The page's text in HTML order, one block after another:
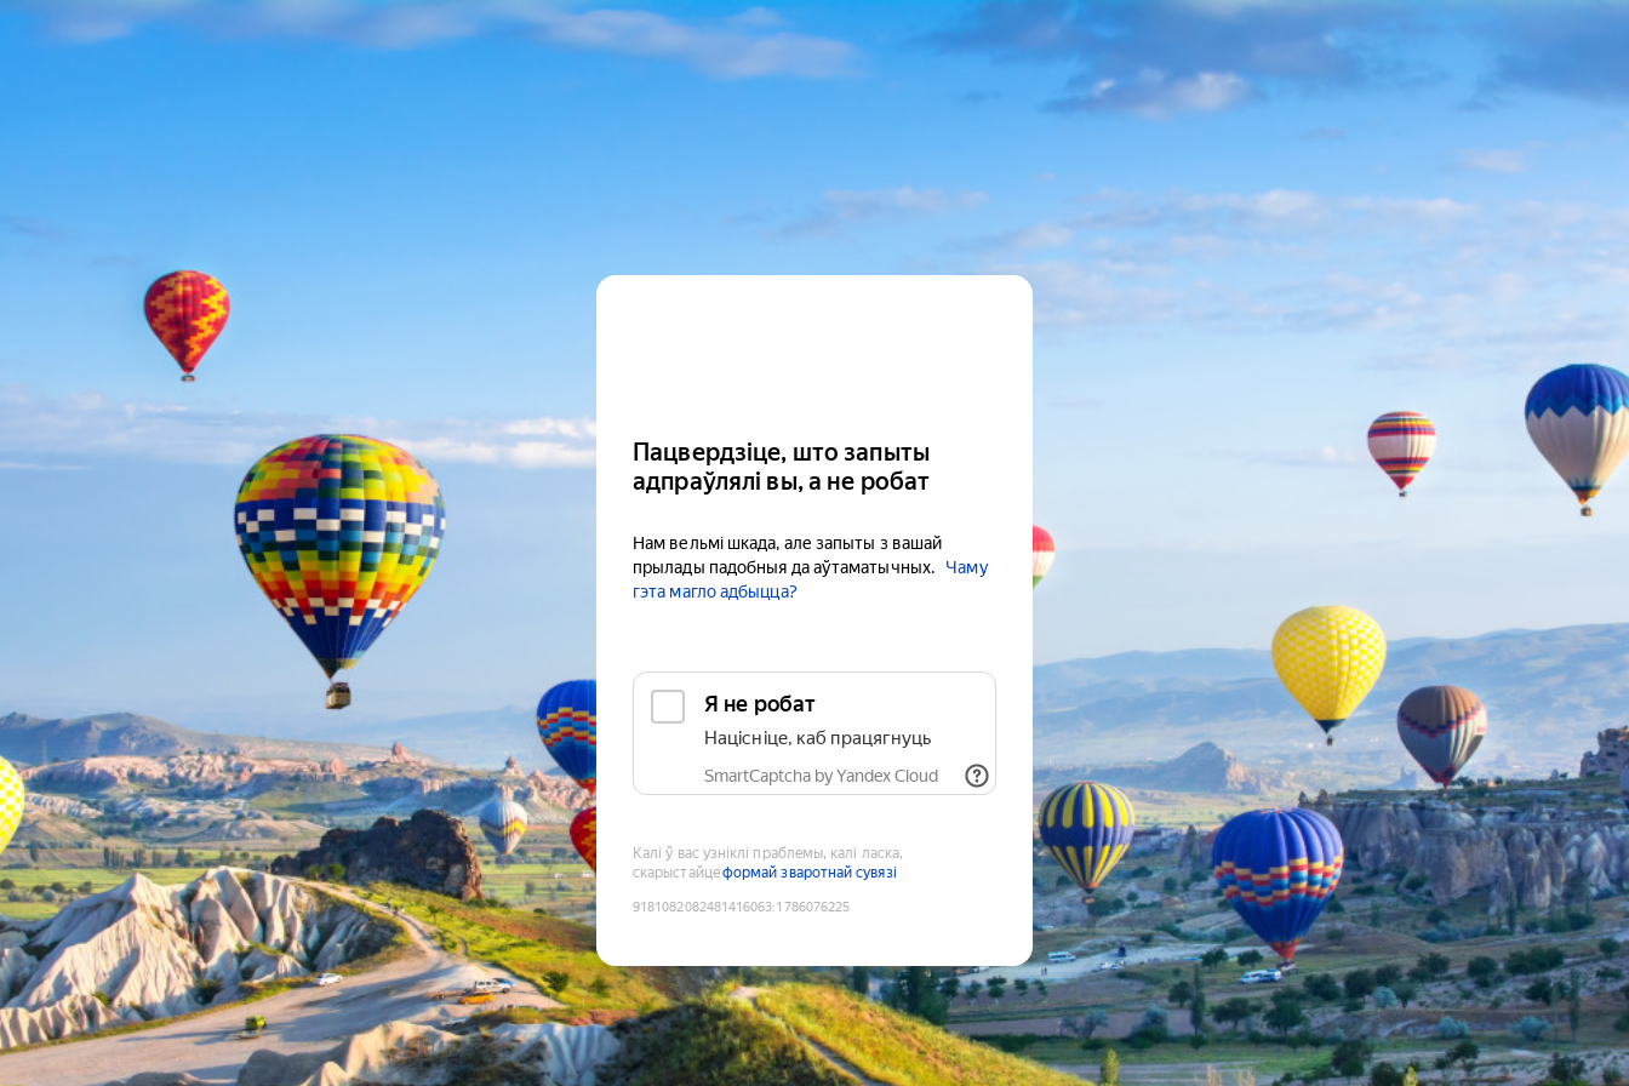
Пацвердзіце, што запыты
адпраўлялі вы, а не робат
Нам вельмі шкада, але запыты з вашай
прылады падобныя да аўтаматычных.
Чаму
гэта магло адбыцца?
Я не робат
Націсніце, каб працягнуць
SmartCaptcha by Yandex Cloud
Калі ў вас узніклі праблемы, калі ласка,
скарыстайцеформай зваротнай сувязі
9181082082481416063:1786076225